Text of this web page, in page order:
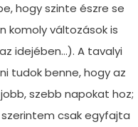
hogy szinte észre se
komoly változások is
idejében…). A tavalyi
tudok benne, hogy az
szebb napokat hoz;
szerintem csak egyfajta